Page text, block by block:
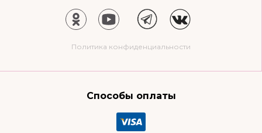
Политика конфиденциальности
Способы оплаты